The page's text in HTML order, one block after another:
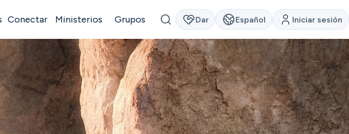
Conectar Ministerios Grupos Dar Español Iniciar sesión